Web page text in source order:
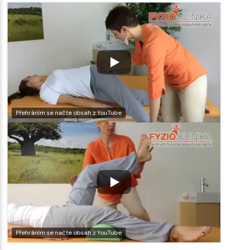
Přehráním se načte obsah z YouTube
Přehráním se načte obsah z YouTube